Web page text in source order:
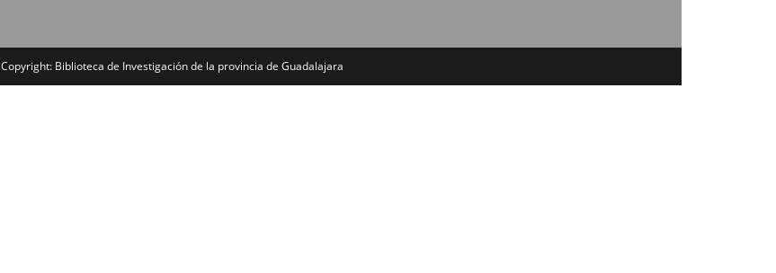
Copyright: Biblioteca de Investigación de la provincia de Guadalajara